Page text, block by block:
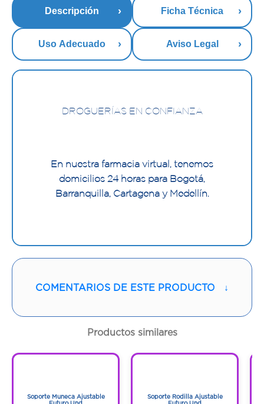
Descripción Ficha Técnica
Uso Adecuado Aviso Legal
DROGUERÍAS EN CONFIANZA
En nuestra farmacia virtual, tenemos
domicilios 24 horas para Bogotá,
Barranquilla, Cartagena y Medellín.
COMENTARIOS DE ESTE PRODUCTO ↓
Productos similares
Soporte Muneca Ajustable
Soporte Rodilla Ajustable